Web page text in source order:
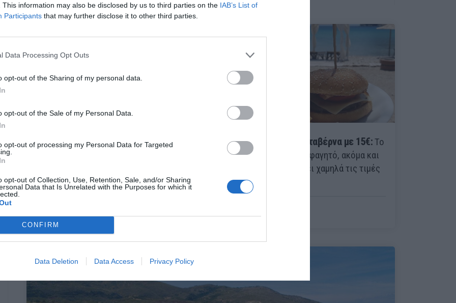
This information may also be disclosed by us to third parties on the IAB’s List of
Participants that may further disclose it to other third parties.
Data Processing Opt Outs
opt-out of the Sharing of my personal data.
opt-out of the Sale of my Personal Data.
opt-out of processing my Personal Data for Targeted
opt-out of Collection, Use, Retention, Sale, and/or Sharing
Data that Is Unrelated with the Purposes for which it
CONFIRM
Data Deletion Data Access Privacy Policy
Μας αρέσει όλο αυτό που γίνεται
Μπάνιο, ηρεμία και ταβέρνα με 15€:Το
νησί με το καλύτερο φαγητό, ακόμα και
τον Αύγουστο κρατάει χαμηλά τις τιμές